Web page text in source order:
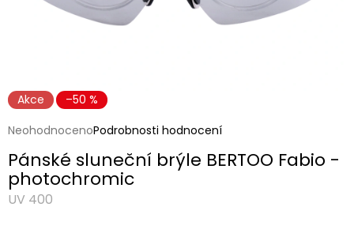
Akce
–50 %
Průměrné
produktu
je
0,0
z
NeohodnocenoPodrobnosti hodnocení
Pánské sluneční brýle BERTOO Fabio -
photochromic
UV 400